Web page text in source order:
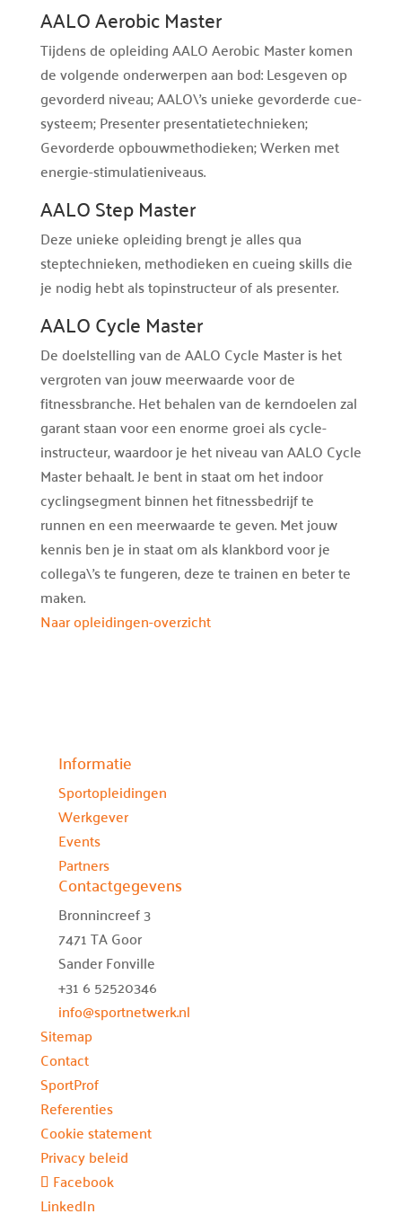
AALO Aerobic Master
Tijdens de opleiding AALO Aerobic Master komen
de volgende onderwerpen aan bod: Lesgeven op
gevorderd niveau; AALO\'s unieke gevorderde cue-
systeem; Presenter presentatietechnieken;
Gevorderde opbouwmethodieken; Werken met
energie-stimulatieniveaus.
AALO Step Master
Deze unieke opleiding brengt je alles qua
steptechnieken, methodieken en cueing skills die
je nodig hebt als topinstructeur of als presenter.
AALO Cycle Master
De doelstelling van de AALO Cycle Master is het
vergroten van jouw meerwaarde voor de
fitnessbranche. Het behalen van de kerndoelen zal
garant staan voor een enorme groei als cycle-
instructeur, waardoor je het niveau van AALO Cycle
Master behaalt. Je bent in staat om het indoor
cyclingsegment binnen het fitnessbedrijf te
runnen en een meerwaarde te geven. Met jouw
kennis ben je in staat om als klankbord voor je
collega\'s te fungeren, deze te trainen en beter te
maken.
Naar opleidingen-overzicht
Informatie
Sportopleidingen
Werkgever
Events
Partners
Contactgegevens
Bronnincreef 3
7471 TA Goor
Sander Fonville
+31 6 52520346
info@sportnetwerk.nl
Sitemap
Contact
SportProf
Referenties
Cookie statement
Privacy beleid
Facebook
LinkedIn